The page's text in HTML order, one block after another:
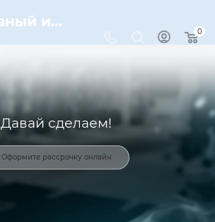
Спортивный инвентарь и оборудование для спорта в Москве | Dynamic-Sport
0
Давай сделаем!
Оформите рассрочку онлайн